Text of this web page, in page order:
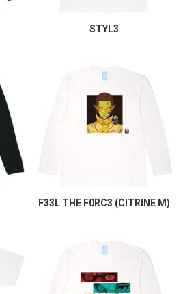
STYL3
F33L THE F0RC3 (CITRINE M)